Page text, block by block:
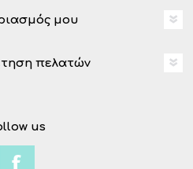
μου
πελατών
us